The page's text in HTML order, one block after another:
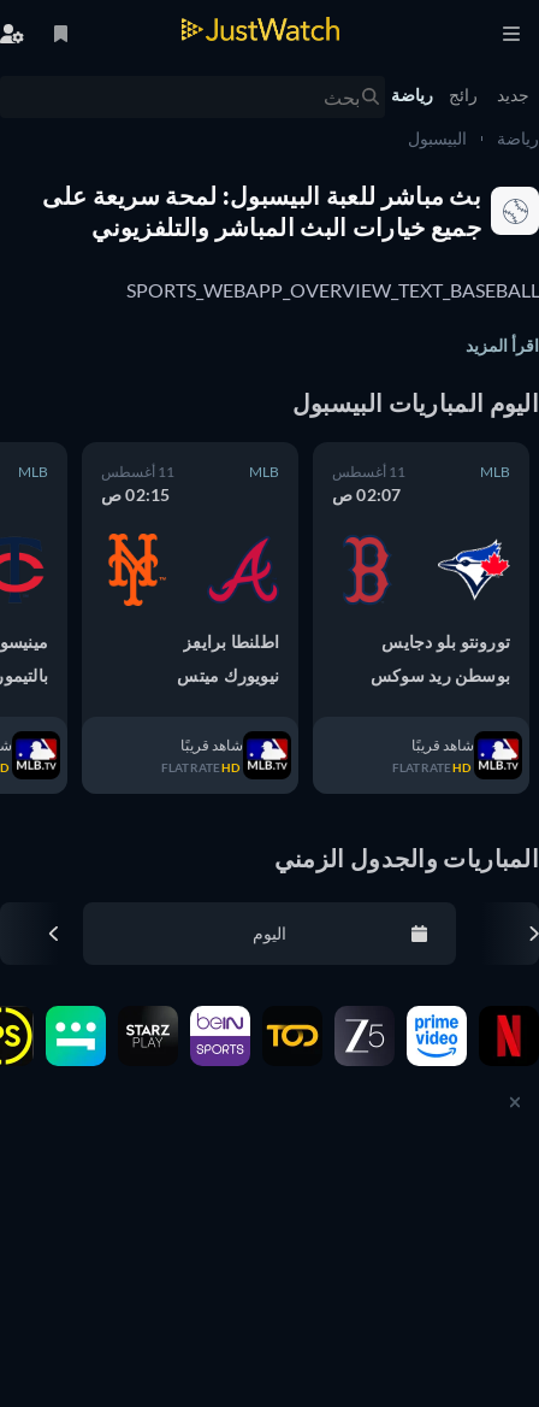
رائج رياضة
البيسبول
بث مباشر للعبة البيسبول: لمحة سريعة على
جميع خيارات البث المباشر والتلفزيوني
المزيد
المباريات البيسبول
MLB
02:07 ص
تورونتو بلو دجايس
بوسطن ريد سوكس
شاهد قريبًا
FLATRATEHD
MLB
02:15 ص
اطلنطا برايڢز
نيويورك ميتس
شاهد قريبًا
FLATRATEHD
MLB
شاهد
HD
والجدول الزمني
اليوم